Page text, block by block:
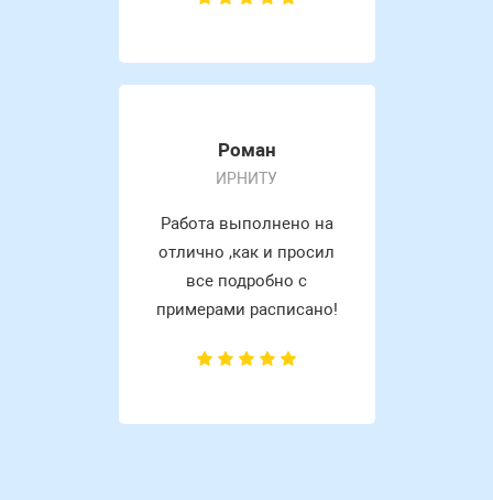
Роман
ИРНИТУ
Работа выполнено на
отлично ,как и просил
все подробно с
примерами расписано!